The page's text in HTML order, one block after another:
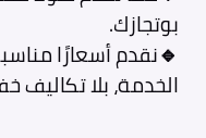
بوتجازك.
🔹نقدم أسعارًا
الخدمة، بلا تكاليف